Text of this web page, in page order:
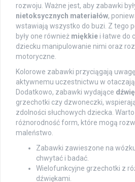
rozwoju. Ważne jest, aby zabawki
nietoksycznych materiałów,
wstawiają wszystko do buzi. Z tego
były one również miękkie i łatwe do
dziecku manipulowanie nimi oraz
motoryczne.
Kolorowe zabawki przyciągają
aktywnemu uczestnictwu w
Dodatkowo, zabawki wydające
grzechotki czy dzwoneczki,
zdolności słuchowych dziecka.
różnorodność form, które mogą
maleństwo.
Zabawki zawieszone na
chwytać i badać.
Wielofunkcyjne grzechotki z
dźwiękami.